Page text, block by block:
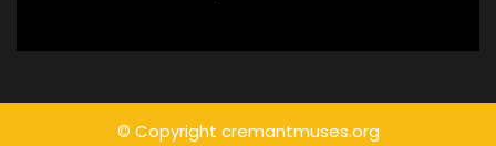
© Copyright cremantmuses.org